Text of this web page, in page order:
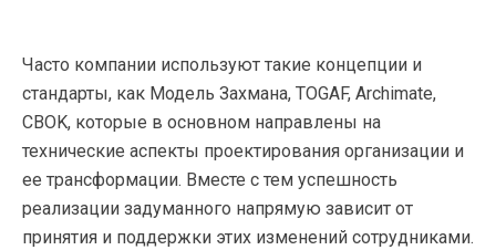
Часто компании используют такие концепции и
стандарты, как Модель Захмана, TOGAF, Archimate,
CBOK, которые в основном направлены на
технические аспекты проектирования организации и
ее трансформации. Вместе с тем успешность
реализации задуманного напрямую зависит от
принятия и поддержки этих изменений сотрудниками.